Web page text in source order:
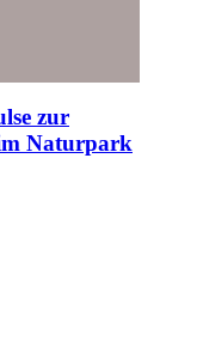
zur
Naturpark